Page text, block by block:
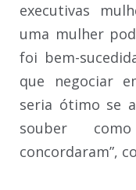
executivas
uma mulher
foi bem-
que negociar
seria ótimo se
souber
concordaram”,